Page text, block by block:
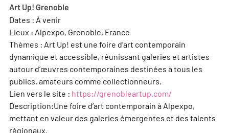
Art Up! Grenoble
Dates : À venir
Lieux : Alpexpo, Grenoble, France
Thèmes : Art Up! est une foire d’art contemporain
dynamique et accessible, réunissant galeries et artistes
autour d’œuvres contemporaines destinées à tous les
publics, amateurs comme collectionneurs.
Lien vers le site : https://grenobleartup.com/
Description:Une foire d’art contemporain à Alpexpo,
mettant en valeur des galeries émergentes et des talents
régionaux.